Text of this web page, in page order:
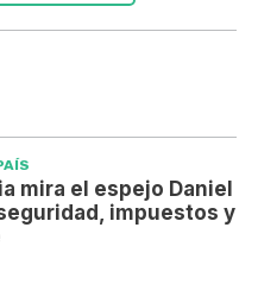
mira el espejo Daniel
impuestos y